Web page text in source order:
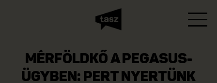
MÉRFÖLDKŐ A PEGASUS-
ÜGYBEN: PERT NYERTÜNK